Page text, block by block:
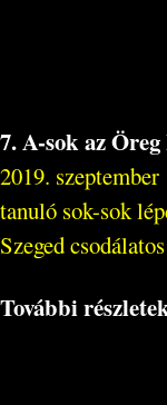
7. A-sok az
2019.
tanuló sok-sok
Szeged
További